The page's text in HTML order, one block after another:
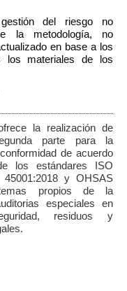
del riesgo no
la metodología, no
en base a los
los materiales de los
la realización de
parte para la
de acuerdo
los estándares ISO
45001:2018 y OHSAS
propios de la
especiales en
residuos y